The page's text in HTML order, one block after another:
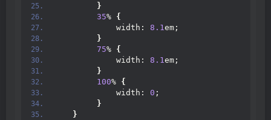
}
35% {
            width:
8.1 em;
}
75% {
            width:
8.1 em;
}
100% {
            width:
0 ;
}
}